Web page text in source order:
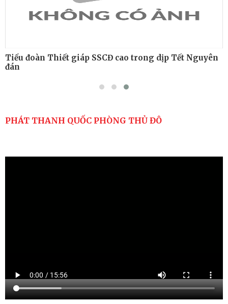
Tiểu đoàn Thiết giáp SSCĐ cao trong dịp Tết Nguyên
đán
PHÁT THANH QUỐC PHÒNG THỦ ĐÔ